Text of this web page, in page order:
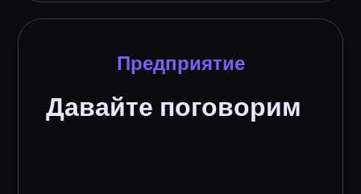
Предприятие
Давайте поговорим